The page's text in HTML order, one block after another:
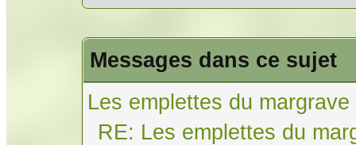
Messages dans ce sujet
Les emplettes du margrave
RE: Les emplettes du